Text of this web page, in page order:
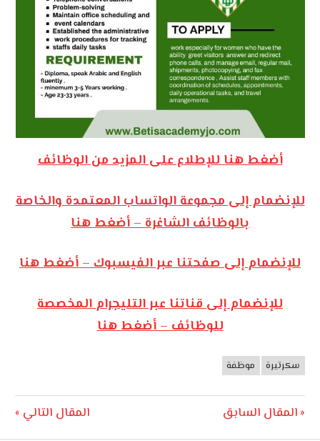
أضغط هنا للإطلاع على المزيد من الوظائف
للإنضمام إلى مجموعة الواتساب المعتمدة والخاصة
بالوظائف الشاغرة – أضغط هنا
للإنضمام إلى صفحتنا عبر الفيسبوك – أضغط هنا
للإنضمام إلى قناتنا عبر التليجرام المخصصة
للوظائف – أضغط هنا
وظائف
سكرتيرة موظفة
تصفّح
Previous
المقال السابق
Next
المقال التالي